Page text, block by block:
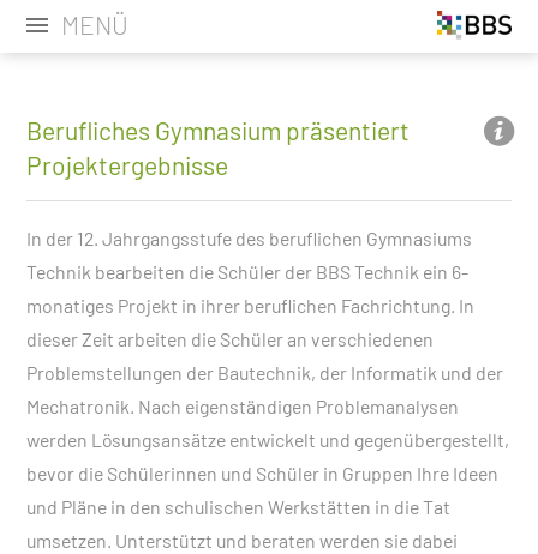
MENÜ
Berufliches Gymnasium präsentiert
Projektergebnisse
In der 12. Jahrgangsstufe des beruflichen Gymnasiums
Technik bearbeiten die Schüler der BBS Technik ein 6-
monatiges Projekt in ihrer beruflichen Fachrichtung. In
dieser Zeit arbeiten die Schüler an verschiedenen
Problemstellungen der Bautechnik, der Informatik und der
Mechatronik. Nach eigenständigen Problemanalysen
werden Lösungsansätze entwickelt und gegenübergestellt,
bevor die Schülerinnen und Schüler in Gruppen Ihre Ideen
und Pläne in den schulischen Werkstätten in die Tat
umsetzen. Unterstützt und beraten werden sie dabei